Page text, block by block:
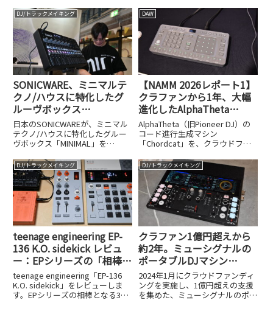
を詳しく解説します。
と特徴を解説します。
DJ/トラックメイキング
SONICWARE、ミニマルテ
クノ/ハウスに特化したグ
ルーヴボックス
「MINIMAL」発表 —
303/808/909系サウンドを
再構築
日本のSONICWAREが、ミニマル
テクノ/ハウスに特化したグルー
ヴボックス「MINIMAL」を
303/808/909系サウンドの再構築
という特徴を解説します。
DAW
【NAMM 2026レポート1】
クラファンから1年、大幅
進化したAlphaTheta
TORAIZのコード進行生成
マシン、Chordcatの実力
AlphaTheta（旧Pioneer DJ）の
コード進行生成マシン
「Chordcat」を、クラウドファ
まえてレビューします。
DJ/トラックメイキング
teenage engineering EP-
136 K.O. sidekick レビュ
ー：EPシリーズの「相棒」
は、3万円を切るデジタル
ミキサーの決定版だった
teenage engineering「EP-136
K.O. sidekick」をレビューしま
す。EPシリーズの相棒となる3万
DJ/トラックメイキング
クラファン1億円超えから
約2年。ミューシグナルの
ポータブルDJマシン
「FJ1」が一般販売開始、
残り80台！
2024年1月にクラウドファンディ
ングを実施し、1億円超えの支援
を集めた、ミューシグナルのポー